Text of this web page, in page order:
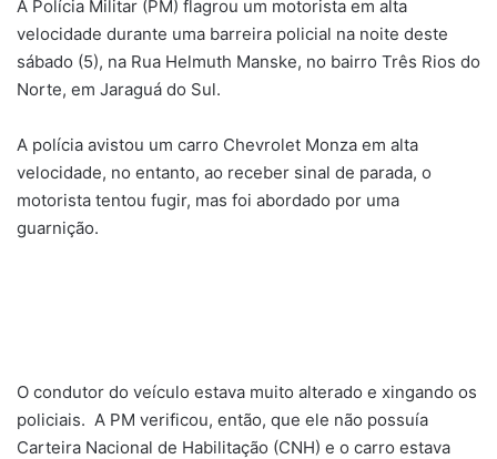
A Polícia Militar (PM) flagrou um motorista em alta
velocidade durante uma barreira policial na noite deste
sábado (5), na Rua Helmuth Manske, no bairro Três Rios do
Norte, em Jaraguá do Sul.
A polícia avistou um carro Chevrolet Monza em alta
velocidade, no entanto, ao receber sinal de parada, o
motorista tentou fugir, mas foi abordado por uma
guarnição.
O condutor do veículo estava muito alterado e xingando os
policiais. A PM verificou, então, que ele não possuía
Carteira Nacional de Habilitação (CNH) e o carro estava